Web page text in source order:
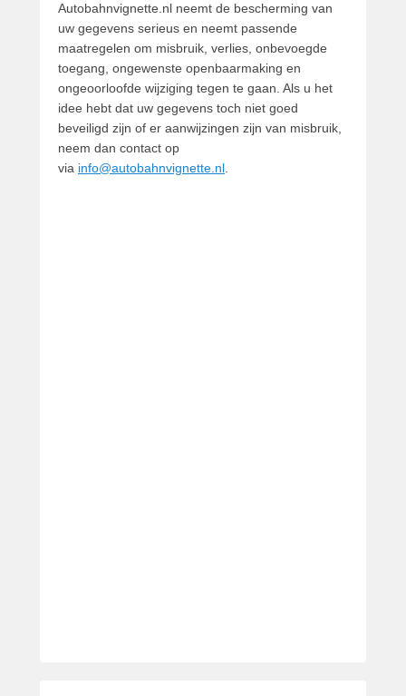
Autobahnvignette.nl neemt de bescherming van
uw gegevens serieus en neemt passende
maatregelen om misbruik, verlies, onbevoegde
toegang, ongewenste openbaarmaking en
ongeoorloofde wijziging tegen te gaan. Als u het
idee hebt dat uw gegevens toch niet goed
beveiligd zijn of er aanwijzingen zijn van misbruik,
neem dan contact op
via info@autobahnvignette.nl